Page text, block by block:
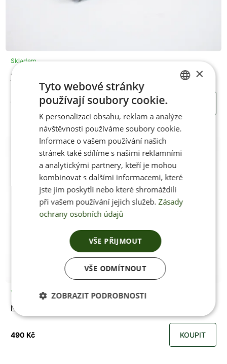
Skladem
Tkaničky teniskové stříbrné
110 Kč
Vyrobíme po objednání
Náramek INFINITY SILVER
490 Kč KOUPIT
ENGLISH
×
Tyto webové stránky
používají soubory cookie.
K personalizaci obsahu, reklam a analýze
návštěvnosti používáme soubory cookie.
Informace o vašem používání našich
stránek také sdílíme s našimi reklamními
a analytickými partnery, kteří je mohou
kombinovat s dalšími informacemi, které
jste jim poskytli nebo které shromáždili
při vašem používání jejich služeb. Zásady
ochrany osobních údajů
VŠE PŘIJMOUT
VŠE ODMÍTNOUT
ZOBRAZIT PODROBNOSTI